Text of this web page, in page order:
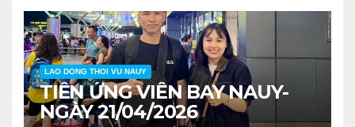
LAO DONG THOI VU NAUY
TIỄN ỨNG VIÊN BAY NAUY-
NGÀY 21/04/2026